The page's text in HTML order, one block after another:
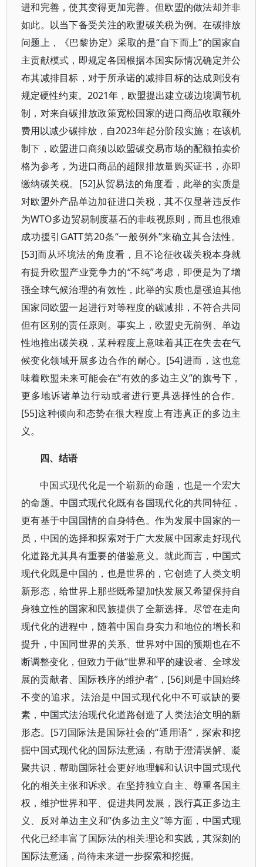
进和完善，使其变得更加完善。但欧盟的做法却并非
如此。以当下备受关注的欧盟碳关税为例。在碳排放
问题上，《巴黎协定》采取的是“自下而上”的国家自
主贡献模式，即规定各国根据本国实际情况确定并公
布其减排目标，对于所承诺的减排目标的达成则没有
规定硬性约束。2021年，欧盟提出建立碳边境调节机
制，对来自碳排放政策宽松国家的进口商品收取额外
费用以减少碳排放，自2023年起分阶段实施；在该机
制下，欧盟进口商须以欧盟碳交易市场的配额拍卖价
格为参考，为进口商品的超限排放量购买证书，亦即
缴纳碳关税。[52]从贸易法的角度看，此举的实质是
对欧盟外产品单边加征进口关税，其不仅显著违反作
为WTO多边贸易制度基石的非歧视原则，而且也很难
成功援引GATT第20条“一般例外”来确立其合法性。
[53]而从环境法的角度看，且不论征收碳关税本身就
有提升欧盟产业竞争力的“不纯”考虑，即便是为了增
强全球气候治理的有效性，此举的实质也是强迫其他
国家同欧盟一起进行对等程度的碳减排，不符合共同
但有区别的责任原则。事实上，欧盟史无前例、单边
性地推出碳关税，某种程度上意味着其正在失去在气
候变化领域开展多边合作的耐心。[54]进而，这也意
味着欧盟未来可能会在“有效的多边主义”的旗号下，
更多地诉诸单边行动或者进行更具选择性的合作。
[55]这种倾向和态势在很大程度上有违真正的多边主
义。
四、结语
中国式现代化是一个崭新的命题，也是一个宏大
的命题。中国式现代化既有各国现代化的共同特征，
更有基于中国国情的自身特色。作为发展中国家的一
员，中国的选择和探索对于广大发展中国家走好现代
化道路尤其具有重要的借鉴意义。就此而言，中国式
现代化既是中国的，也是世界的，它创造了人类文明
新形态，给世界上那些既希望加快发展又希望保持自
身独立性的国家和民族提供了全新选择。尽管在走向
现代化的进程中，随着中国自身实力和地位的增长和
提升，中国同世界的关系、世界对中国的预期也在不
断调整变化，但致力于做“世界和平的建设者、全球发
展的贡献者、国际秩序的维护者”，[56]则是中国始终
不变的追求。法治是中国式现代化中不可或缺的要
素，中国式法治现代化道路创造了人类法治文明的新
形态。[57]国际法是国际社会的“通用语”，探索和挖
掘中国式现代化的国际法意涵，有助于澄清误解、凝
聚共识，帮助国际社会更好地理解和认识中国式现代
化的相关主张和诉求。在坚持独立自主、尊重各国主
权，维护世界和平、促进共同发展，践行真正多边主
义、反对单边主义和“伪多边主义”等方面，中国式现
代化已经丰富了国际法的相关理论和实践，其深刻的
国际法意涵，尚待未来进一步探索和挖掘。